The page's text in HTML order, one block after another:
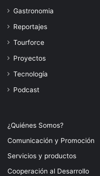
Gastronomia
Reportajes
Tourforce
Proyectos
Tecnología
Podcast
¿Quiénes Somos?
Comunicación y Promoción
Servicios y productos
Cooperación al Desarrollo